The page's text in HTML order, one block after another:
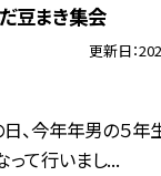
豆まき集会
更新日
日、今年年男の５
て行いまし...